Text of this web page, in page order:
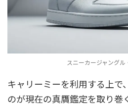
スニーカージャングル
キャリーミーを利用する上で
のが現在の真贋鑑定を取り巻